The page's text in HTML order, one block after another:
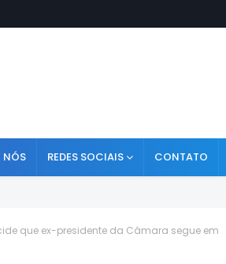
NÓS REDES SOCIAIS CONTATO
que ex-presidente da Câmara segue em